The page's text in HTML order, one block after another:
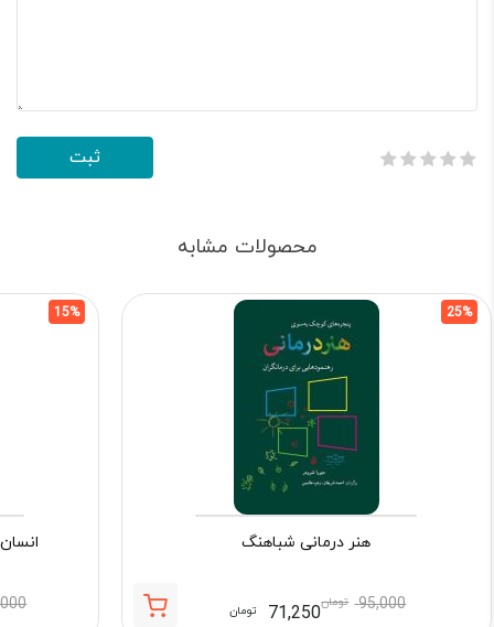
محصولات مشابه
25%
هنر درمانی شباهنگ
95,000 تومان71,250 تومان
15%